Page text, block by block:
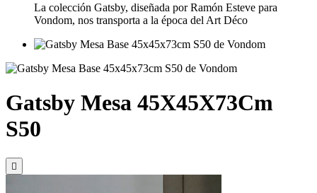
La colección Gatsby, diseñada por Ramón Esteve para
Vondom, nos transporta a la época del Art Déco
Gatsby Mesa 45X45X73Cm
S50
